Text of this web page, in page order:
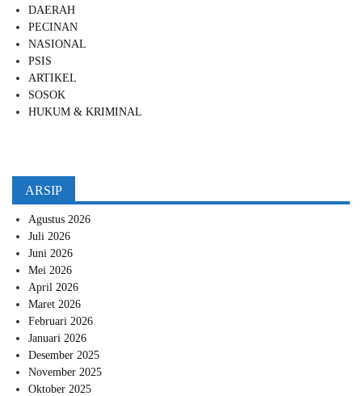
DAERAH
PECINAN
NASIONAL
PSIS
ARTIKEL
SOSOK
HUKUM & KRIMINAL
ARSIP
Agustus 2026
Juli 2026
Juni 2026
Mei 2026
April 2026
Maret 2026
Februari 2026
Januari 2026
Desember 2025
November 2025
Oktober 2025